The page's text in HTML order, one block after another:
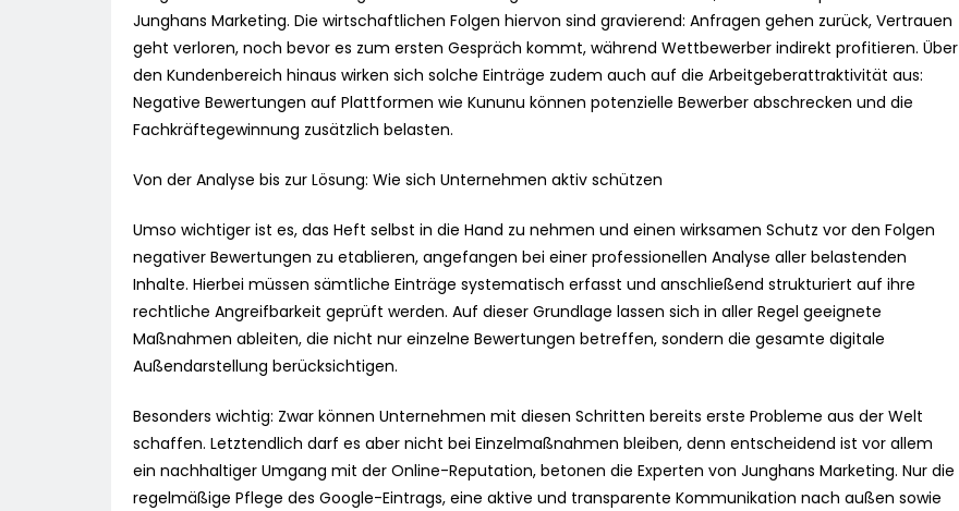
Junghans Marketing. Die wirtschaftlichen Folgen hiervon sind gravierend: Anfragen gehen zurück, Vertrauen
geht verloren, noch bevor es zum ersten Gespräch kommt, während Wettbewerber indirekt profitieren. Über
den Kundenbereich hinaus wirken sich solche Einträge zudem auch auf die Arbeitgeberattraktivität aus:
Negative Bewertungen auf Plattformen wie Kununu können potenzielle Bewerber abschrecken und die
Fachkräftegewinnung zusätzlich belasten.
Von der Analyse bis zur Lösung: Wie sich Unternehmen aktiv schützen
Umso wichtiger ist es, das Heft selbst in die Hand zu nehmen und einen wirksamen Schutz vor den Folgen
negativer Bewertungen zu etablieren, angefangen bei einer professionellen Analyse aller belastenden
Inhalte. Hierbei müssen sämtliche Einträge systematisch erfasst und anschließend strukturiert auf ihre
rechtliche Angreifbarkeit geprüft werden. Auf dieser Grundlage lassen sich in aller Regel geeignete
Maßnahmen ableiten, die nicht nur einzelne Bewertungen betreffen, sondern die gesamte digitale
Außendarstellung berücksichtigen.
Besonders wichtig: Zwar können Unternehmen mit diesen Schritten bereits erste Probleme aus der Welt
schaffen. Letztendlich darf es aber nicht bei Einzelmaßnahmen bleiben, denn entscheidend ist vor allem
ein nachhaltiger Umgang mit der Online-Reputation, betonen die Experten von Junghans Marketing. Nur die
regelmäßige Pflege des Google-Eintrags, eine aktive und transparente Kommunikation nach außen sowie